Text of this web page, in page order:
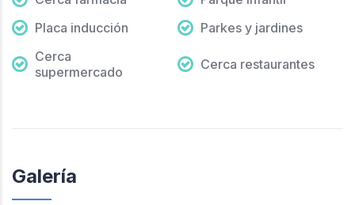
Placa inducción
Parkes y jardines
Cerca
supermercado
Cerca restaurantes
Galería